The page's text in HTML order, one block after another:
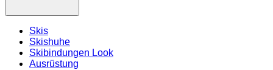
Skis
Skishuhe
Skibindungen Look
Ausrüstung